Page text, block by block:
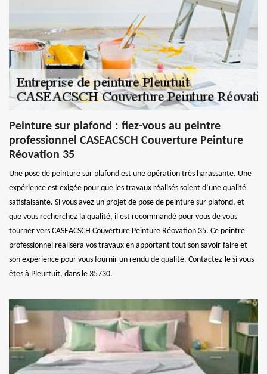
Peinture sur plafond : fiez-vous au peintre
professionnel CASEACSCH Couverture Peinture
Réovation 35
Une pose de peinture sur plafond est une opération très harassante. Une
expérience est exigée pour que les travaux réalisés soient d’une qualité
satisfaisante. Si vous avez un projet de pose de peinture sur plafond, et
que vous recherchez la qualité, il est recommandé pour vous de vous
tourner vers CASEACSCH Couverture Peinture Réovation 35. Ce peintre
professionnel réalisera vos travaux en apportant tout son savoir-faire et
son expérience pour vous fournir un rendu de qualité. Contactez-le si vous
êtes à Pleurtuit, dans le 35730.